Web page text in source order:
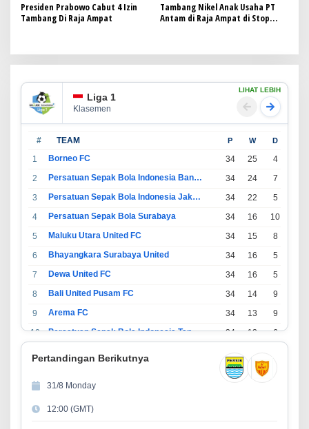
Presiden Prabowo Cabut 4 Izin
Tambang Di Raja Ampat
Tambang Nikel Anak Usaha PT
Antam di Raja Ampat di Stop
Liga 1
Klasemen
LIHAT LEBIH
# TEAM P W D
1 Borneo FC 34 25 4
2
Persatuan Sepak Bola Indonesia Bandung 34 24 7
3
Persatuan Sepak Bola Indonesia Jakarta 34 22 5
4
Persatuan Sepak Bola Surabaya 34 16 10
5
Maluku Utara United FC 34 15 8
6
Bhayangkara Surabaya United 34 16 5
7
Dewa United FC 34 16 5
8
Bali United Pusam FC 34 14 9
9
Arema FC 34 13 9
10
Persatuan Sepak Bola Indonesia Tangerang 34 13 6
34 11
13
14
Madura United FC
Pertandingan Berikutnya
31/8 Monday
12:00 (GMT)